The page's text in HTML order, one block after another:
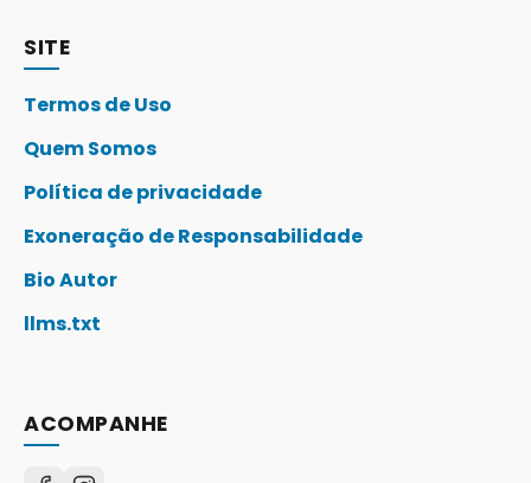
SITE
Termos de Uso
Quem Somos
Política de privacidade
Exoneração de Responsabilidade
Bio Autor
llms.txt
ACOMPANHE